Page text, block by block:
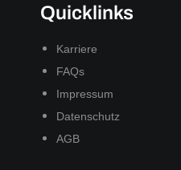
Quicklinks
Karriere
FAQs
Impressum
Datenschutz
AGB